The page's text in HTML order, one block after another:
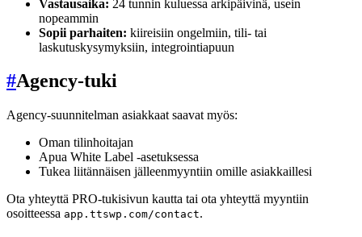
Vastausaika: 24 tunnin kuluessa arkipäivinä, usein
nopeammin
Sopii parhaiten: kiireisiin ongelmiin, tili- tai
laskutuskysymyksiin, integrointiapuun
#Agency-tuki
Agency-suunnitelman asiakkaat saavat myös:
Oman tilinhoitajan
Apua White Label -asetuksessa
Tukea liitännäisen jälleenmyyntiin omille asiakkaillesi
Ota yhteyttä PRO-tukisivun kautta tai ota yhteyttä myyntiin
osoitteessa app.ttswp.com/contact.